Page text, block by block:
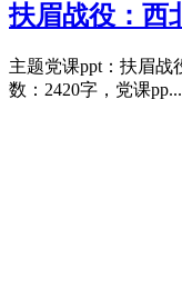
扶眉战役：西
主题党课ppt：扶眉战
数：2420字，党课pp...